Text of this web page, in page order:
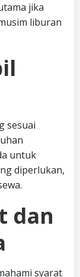
jika
liburan
sesuai
untuk
diperlukan,
dan
syarat